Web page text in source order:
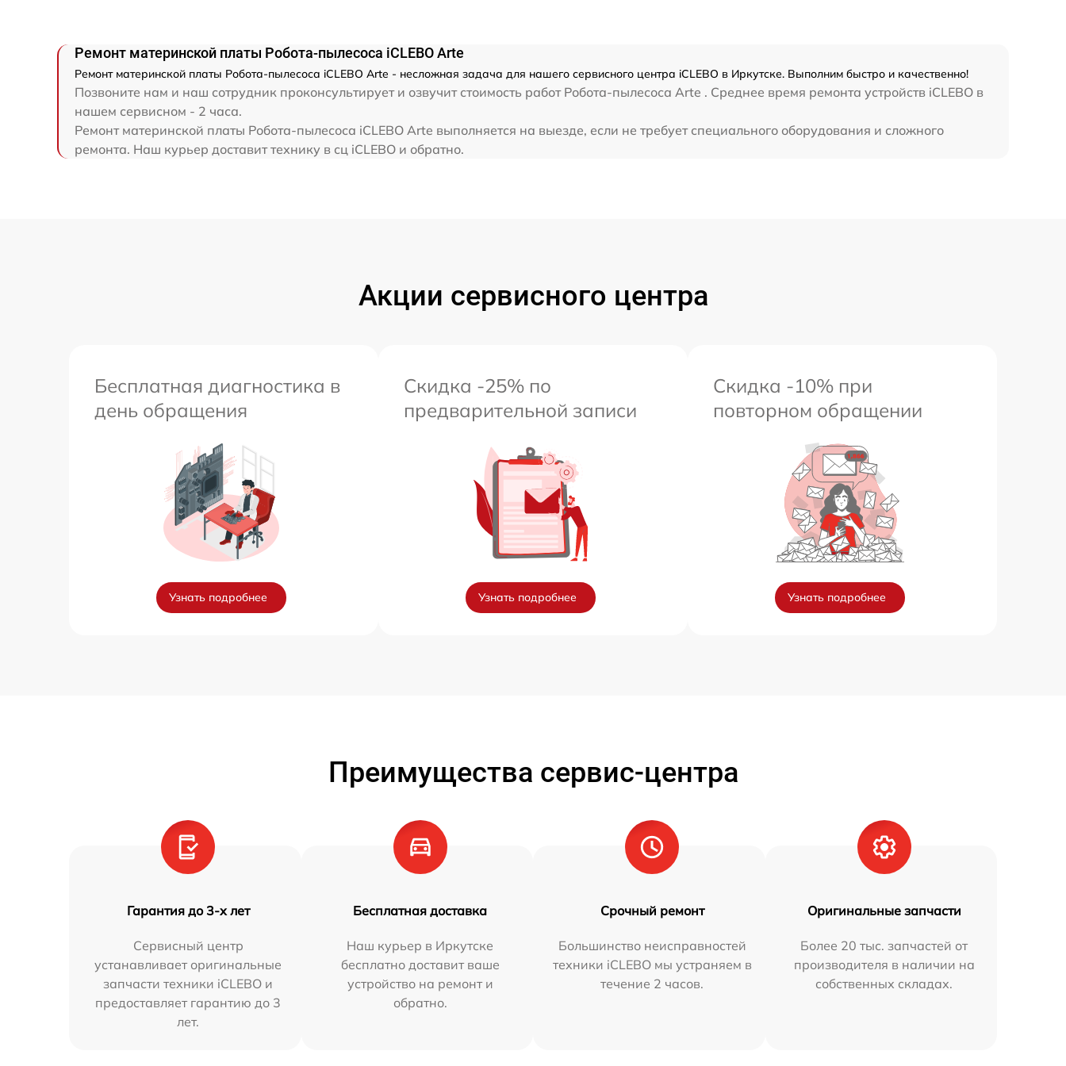
Ремонт материнской платы Робота-пылесоса iCLEBO Arte
Ремонт материнской платы Робота-пылесоса iCLEBO Arte - несложная задача для нашего сервисного центра iCLEBO в Иркутске. Выполним быстро и качественно!
Позвоните нам и наш сотрудник проконсультирует и озвучит стоимость работ Робота-пылесоса Arte . Среднее время ремонта устройств iCLEBO в
нашем сервисном - 2 часа.
Ремонт материнской платы Робота-пылесоса iCLEBO Arte выполняется на выезде, если не требует специального оборудования и сложного
ремонта. Наш курьер доставит технику в сц iCLEBO и обратно.
Акции сервисного центра
Бесплатная диагностика в
день обращения
Узнать подробнее
Скидка -25% по
предварительной записи
Узнать подробнее
Скидка -10% при
повторном обращении
Узнать подробнее
Преимущества сервис-центра
Гарантия до 3-х лет
Сервисный центр
устанавливает оригинальные
запчасти техники iCLEBO и
предоставляет гарантию до 3
лет.
Бесплатная доставка
Наш курьер в Иркутске
бесплатно доставит ваше
устройство на ремонт и
обратно.
Срочный ремонт
Большинство неисправностей
техники iCLEBO мы устраняем в
течение 2 часов.
Оригинальные запчасти
Более 20 тыс. запчастей от
производителя в наличии на
собственных складах.